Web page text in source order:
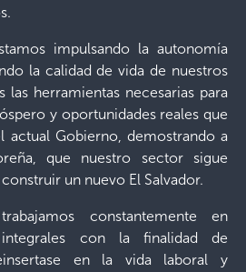
impulsando la autonomía
la calidad de vida de nuestros
las herramientas necesarias para
y oportunidades reales que
actual Gobierno, demostrando a
que nuestro sector sigue
un nuevo El Salvador.
constantemente en
con la finalidad de
en la vida laboral y